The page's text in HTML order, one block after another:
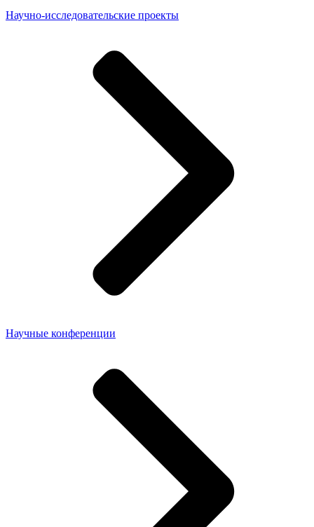
Научно-исследовательские проекты
Научные конференции